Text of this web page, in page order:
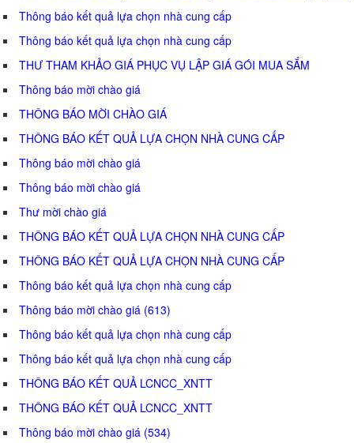
Thông báo kết quả lựa chọn nhà cung cấp
Thông báo kết quả lựa chọn nhà cung cấp
THƯ THAM KHẢO GIÁ PHỤC VỤ LẬP GIÁ GÓI MUA SẮM
Thông báo mời chào giá
THÔNG BÁO MỜI CHÀO GIÁ
THÔNG BÁO KẾT QUẢ LỰA CHỌN NHÀ CUNG CẤP
Thông báo mời chào giá
Thông báo mời chào giá
Thư mời chào giá
THÔNG BÁO KẾT QUẢ LỰA CHỌN NHÀ CUNG CẤP
THÔNG BÁO KẾT QUẢ LỰA CHỌN NHÀ CUNG CẤP
Thông báo kết quả lựa chọn nhà cung cấp
Thông báo mời chào giá (613)
Thông báo kết quả lựa chọn nhà cung cấp
Thông báo kết quả lựa chọn nhà cung cấp
THÔNG BÁO KẾT QUẢ LCNCC_XNTT
THÔNG BÁO KẾT QUẢ LCNCC_XNTT
Thông báo mời chào giá (534)